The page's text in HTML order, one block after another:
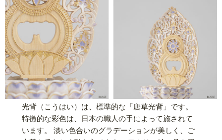
光背（こうはい）は、標準的な「唐草光背」です。
特徴的な彩色は、日本の職人の手によって施されて
います。 淡い色合いのグラデーションが美しく、ご